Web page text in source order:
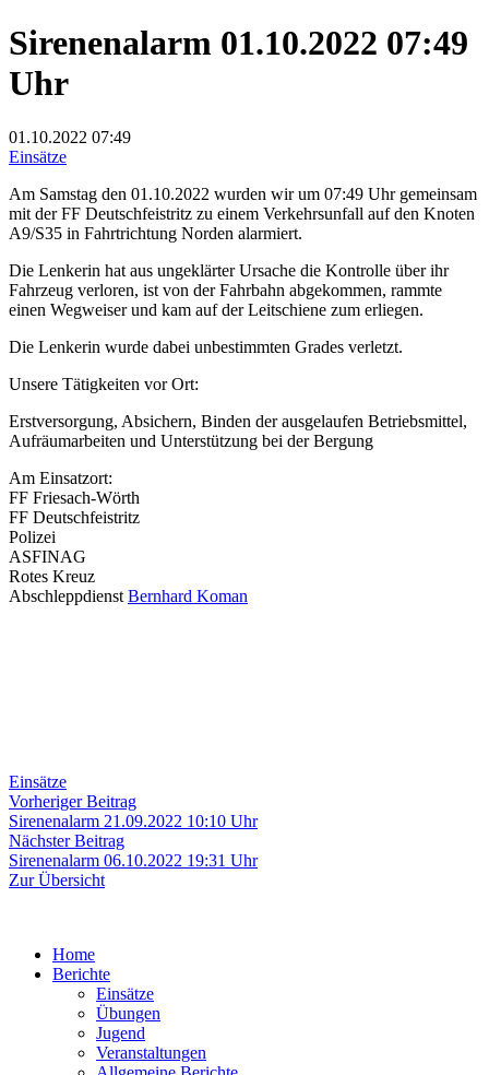
Sirenenalarm 01.10.2022 07:49
Uhr
01.10.2022 07:49
Einsätze
Am Samstag den 01.10.2022 wurden wir um 07:49 Uhr gemeinsam
mit der FF Deutschfeistritz zu einem Verkehrsunfall auf den Knoten
A9/S35 in Fahrtrichtung Norden alarmiert.
Die Lenkerin hat aus ungeklärter Ursache die Kontrolle über ihr
Fahrzeug verloren, ist von der Fahrbahn abgekommen, rammte
einen Wegweiser und kam auf der Leitschiene zum erliegen.
Die Lenkerin wurde dabei unbestimmten Grades verletzt.
Unsere Tätigkeiten vor Ort:
Erstversorgung, Absichern, Binden der ausgelaufen Betriebsmittel,
Aufräumarbeiten und Unterstützung bei der Bergung
Am Einsatzort:
FF Friesach-Wörth
FF Deutschfeistritz
Polizei
ASFINAG
Rotes Kreuz
Abschleppdienst Bernhard Koman
Einsätze
Beitragsnavigation
Vorheriger BeitragVorheriger
Beitrag:
Sirenenalarm 21.09.2022 10:10 Uhr
Nächster BeitragNächster
Beitrag:
Sirenenalarm 06.10.2022 19:31 Uhr
Zur Übersicht
Home
Berichte
Einsätze
Übungen
Jugend
Veranstaltungen